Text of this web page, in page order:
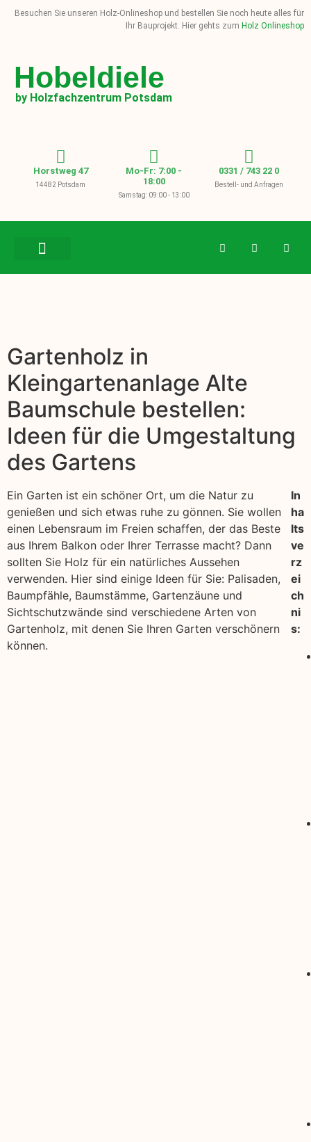
Besuchen Sie unseren Holz-Onlineshop und bestellen Sie noch heute alles für
Ihr Bauprojekt. Hier gehts zum Holz Onlineshop
Hobeldiele
by Holzfachzentrum Potsdam
Horstweg 47
14482 Potsdam
Mo-Fr: 7:00 -
18:00
Samstag: 09:00 - 13:00
0331 / 743 22 0
Bestell- und Anfragen
Gartenholz in
Kleingartenanlage Alte
Baumschule bestellen:
Ideen für die Umgestaltung
des Gartens
Ein Garten ist ein schöner Ort, um die Natur zu
genießen und sich etwas ruhe zu gönnen. Sie wollen
einen Lebensraum im Freien schaffen, der das Beste
aus Ihrem Balkon oder Ihrer Terrasse macht? Dann
sollten Sie Holz für ein natürliches Aussehen
verwenden. Hier sind einige Ideen für Sie: Palisaden,
Baumpfähle, Baumstämme, Gartenzäune und
Sichtschutzwände sind verschiedene Arten von
Gartenholz, mit denen Sie Ihren Garten verschönern
können.
In
ha
lts
ve
rz
ei
ch
ni
s: